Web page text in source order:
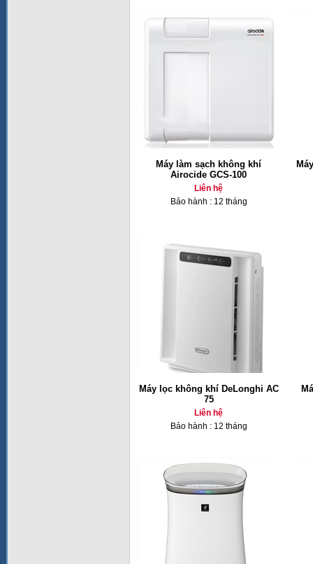
Máy làm sạch không khí
Airocide GCS-100
Liên hệ
Bảo hành : 12 tháng
Máy lọc không khí DeLonghi AC
75
Liên hệ
Bảo hành : 12 tháng